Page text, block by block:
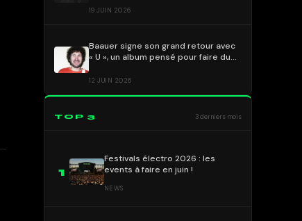
19 JUIN 2026
Baauer signe son grand retour avec
« U », un album pensé pour faire du
12 JUIN 2026
TOP 3 3 derniers mois
1
Festivals électro 2026 : les
events à faire en juin !
NEWS